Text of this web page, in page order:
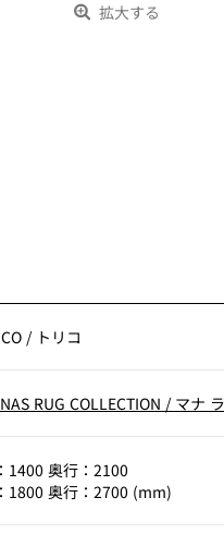
拡大する
/ トリコ
RUG COLLECTION / マナ
1400 奥行：2100
1800 奥行：2700 (mm)